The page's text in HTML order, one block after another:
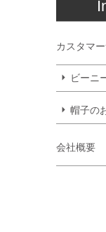
カスタマ
ビーニ
帽子の
会社概要